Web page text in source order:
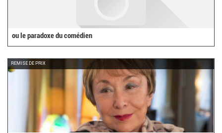
ou le paradoxe du comédien
REMISE DE PRIX